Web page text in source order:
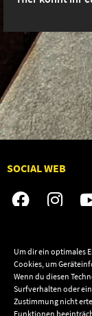
Um dir ein optimales
Cookies, um
Wenn du diesen
Surfverhalten oder
Zustimmung nicht
Funktionen
SOCIAL WEB
Audiolith
News
Artists
Releases